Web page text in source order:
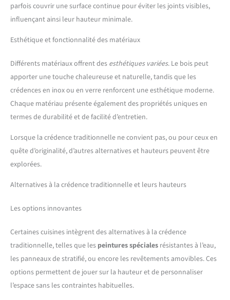
parfois couvrir une surface continue pour éviter les joints visibles,
influençant ainsi leur hauteur minimale.
Esthétique et fonctionnalité des matériaux
Différents matériaux offrent des esthétiques variées. Le bois peut
apporter une touche chaleureuse et naturelle, tandis que les
crédences en inox ou en verre renforcent une esthétique moderne.
Chaque matériau présente également des propriétés uniques en
termes de durabilité et de facilité d’entretien.
Lorsque la crédence traditionnelle ne convient pas, ou pour ceux en
quête d’originalité, d’autres alternatives et hauteurs peuvent être
explorées.
Alternatives à la crédence traditionnelle et leurs hauteurs
Les options innovantes
Certaines cuisines intègrent des alternatives à la crédence
traditionnelle, telles que les peintures spéciales résistantes à l’eau,
les panneaux de stratifié, ou encore les revêtements amovibles. Ces
options permettent de jouer sur la hauteur et de personnaliser
l’espace sans les contraintes habituelles.